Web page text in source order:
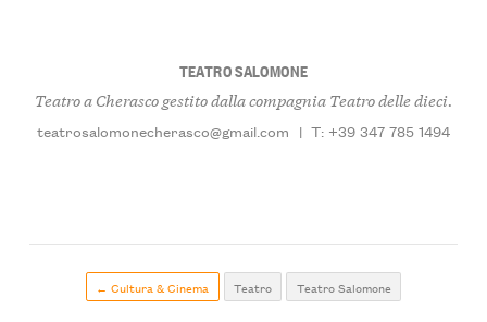
TEATRO SALOMONE
Teatro a Cherasco gestito dalla compagnia Teatro delle dieci.
teatrosalomonecherasco@gmail.com | T: +39 347 785 1494
← Cultura & Cinema Teatro Teatro Salomone